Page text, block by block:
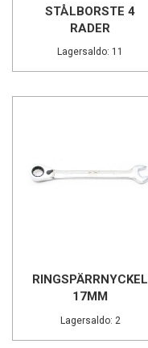
STÅLBORSTE 4
RADER
Lagersaldo: 11
RINGSPÄRRNYCKEL
17MM
Lagersaldo: 2